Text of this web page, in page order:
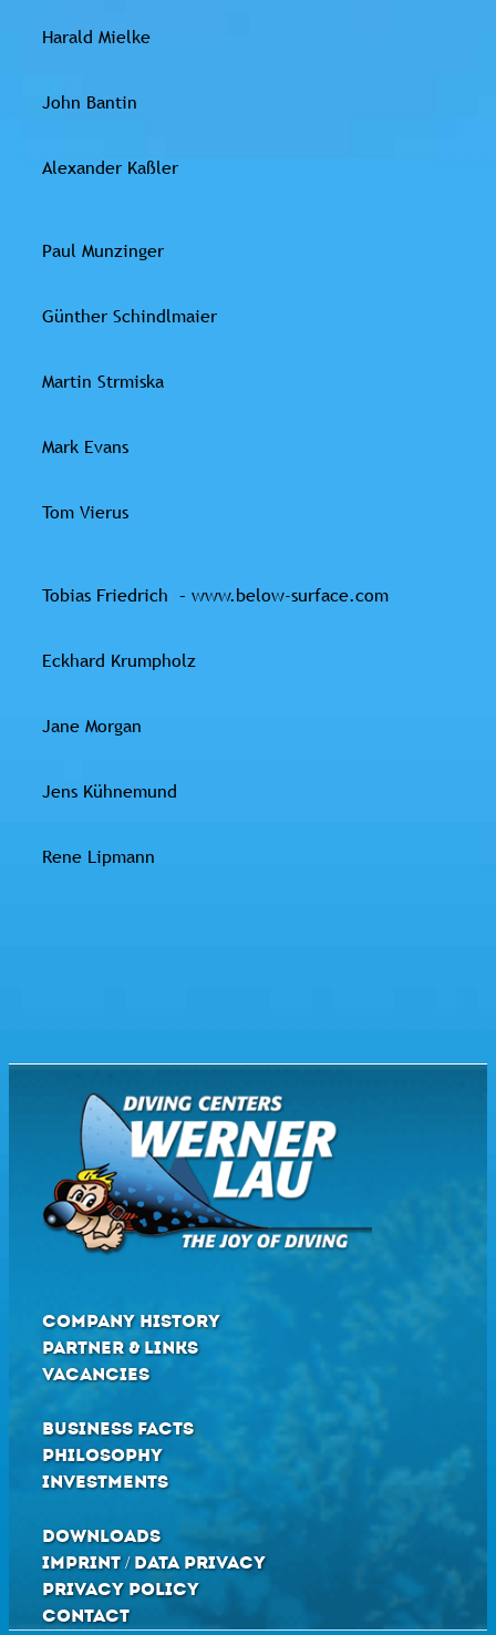
Harald Mielke
John Bantin
Alexander Kaßler
Paul Munzinger
Günther Schindlmaier
Martin Strmiska
Mark Evans
Tom Vierus
Tobias Friedrich – www.below-surface.com
Eckhard Krumpholz
Jane Morgan
Jens Kühnemund
Rene Lipmann
COMPANY HISTORY
PARTNER & LINKS
VACANCIES
BUSINESS FACTS
PHILOSOPHY
INVESTMENTS
DOWNLOADS
IMPRINT / DATA PRIVACY
PRIVACY POLICY
CONTACT